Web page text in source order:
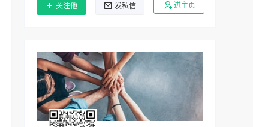
关注他 发私信 进主页